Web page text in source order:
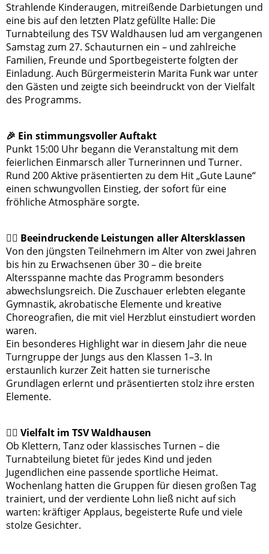
Strahlende Kinderaugen, mitreißende Darbietungen und
eine bis auf den letzten Platz gefüllte Halle: Die
Turnabteilung des TSV Waldhausen lud am vergangenen
Samstag zum 27. Schauturnen ein – und zahlreiche
Familien, Freunde und Sportbegeisterte folgten der
Einladung. Auch Bürgermeisterin Marita Funk war unter
den Gästen und zeigte sich beeindruckt von der Vielfalt
des Programms.
🎉 Ein stimmungsvoller Auftakt
Punkt 15:00 Uhr begann die Veranstaltung mit dem
feierlichen Einmarsch aller Turnerinnen und Turner.
Rund 200 Aktive präsentierten zu dem Hit „Gute Laune“
einen schwungvollen Einstieg, der sofort für eine
fröhliche Atmosphäre sorgte.
🤸‍♀️ Beeindruckende Leistungen aller Altersklassen
Von den jüngsten Teilnehmern im Alter von zwei Jahren
bis hin zu Erwachsenen über 30 – die breite
Altersspanne machte das Programm besonders
abwechslungsreich. Die Zuschauer erlebten elegante
Gymnastik, akrobatische Elemente und kreative
Choreografien, die mit viel Herzblut einstudiert worden
waren.
Ein besonderes Highlight war in diesem Jahr die neue
Turngruppe der Jungs aus den Klassen 1–3. In
erstaunlich kurzer Zeit hatten sie turnerische
Grundlagen erlernt und präsentierten stolz ihre ersten
Elemente.
🧗‍♂️ Vielfalt im TSV Waldhausen
Ob Klettern, Tanz oder klassisches Turnen – die
Turnabteilung bietet für jedes Kind und jeden
Jugendlichen eine passende sportliche Heimat.
Wochenlang hatten die Gruppen für diesen großen Tag
trainiert, und der verdiente Lohn ließ nicht auf sich
warten: kräftiger Applaus, begeisterte Rufe und viele
stolze Gesichter.